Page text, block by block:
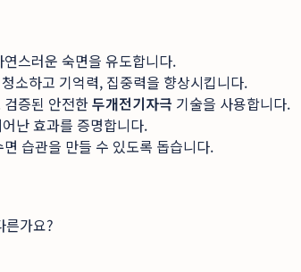
스러운 숙면을 유도합니다.
소하고 기억력, 집중력을 향상시킵니다.
증된 안전한두개전기자극 기술을 사용합니다.
난 효과를 증명합니다.
습관을 만들 수 있도록 돕습니다.
른가요?